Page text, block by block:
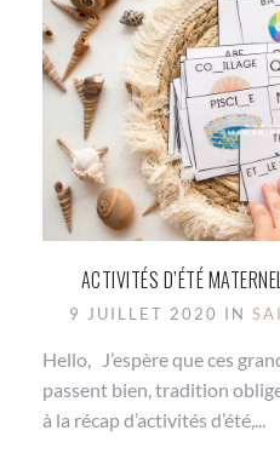
ACTIVITÉS D’ÉTÉ
9 JUILLET 2020 IN
Hello, J’espère que ces
passent bien, tradition
à la récap d’activités d’été,...